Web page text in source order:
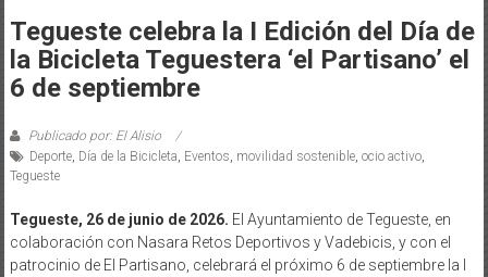
Tegueste celebra la I Edición del Día de
la Bicicleta Teguestera ‘el Partisano’ el
6 de septiembre
Publicado por: El Alisio
Deporte, Día de la Bicicleta Eventos movilidad sostenible, ocio activo,
Tegueste
Tegueste, 26 de junio de 2026. El Ayuntamiento de Tegueste, en
colaboración con Nasara Retos Deportivos y Vadebicis, y con el
patrocinio de El Partisano, celebrará el próximo 6 de septiembre la I